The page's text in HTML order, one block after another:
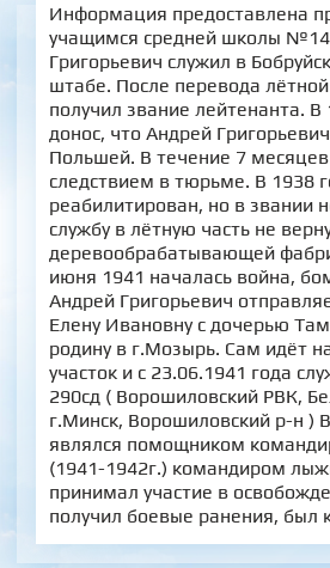
Информация предоставлена
учащимся средней школы
Григорьевич служил в
штабе. После перевода
получил звание лейтенанта. В
донос, что Андрей
Польшей. В течение 7
следствием в тюрьме. В 1938
реабилитирован, но в звании
службу в лётную часть не
деревообрабатывающей
июня 1941 началась война,
Андрей Григорьевич
Елену Ивановну с дочерью
родину в г.Мозырь. Сам идёт
участок и с 23.06.1941 года
290сд ( Ворошиловский РВК,
г.Минск, Ворошиловский р-н )
являлся помощником
(1941-1942г.) командиром
принимал участие в
получил боевые ранения, был